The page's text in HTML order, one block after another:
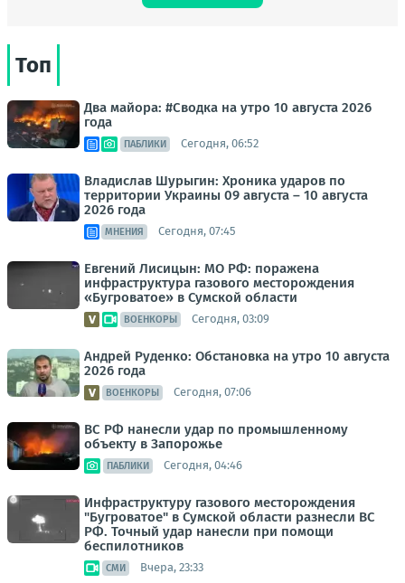
Топ
Два майора: #Сводка на утро 10 августа 2026
года
ПАБЛИКИ Сегодня, 06:52
Владислав Шурыгин: Хроника ударов по
территории Украины 09 августа – 10 августа
2026 года
МНЕНИЯ Сегодня, 07:45
Евгений Лисицын: МО РФ: поражена
инфраструктура газового месторождения
«Бугроватое» в Сумской области
ВОЕНКОРЫ Сегодня, 03:09
Андрей Руденко: Обстановка на утро 10 августа
2026 года
ВОЕНКОРЫ Сегодня, 07:06
ВС РФ нанесли удар по промышленному
объекту в Запорожье
ПАБЛИКИ Сегодня, 04:46
Инфраструктуру газового месторождения
"Бугроватое" в Сумской области разнесли ВС
РФ. Точный удар нанесли при помощи
беспилотников
СМИ Вчера, 23:33